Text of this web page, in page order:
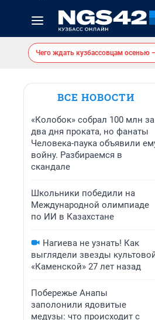
Чего ждать кузбассовцам осенью
ВСЕ НОВОСТИ
«Колобок» собрал 100 млн за
два дня проката, но фанаты
Человека-паука объявили
войну. Разбираемся в
скандале
Школьники победили на
Международной олимпиаде
по ИИ в Казахстане
Нагиева не узнать! Как
выглядели звезды
«Каменской» 27 лет назад
Побережье Анапы
заполонили ядовитые
медузы: что происходит с